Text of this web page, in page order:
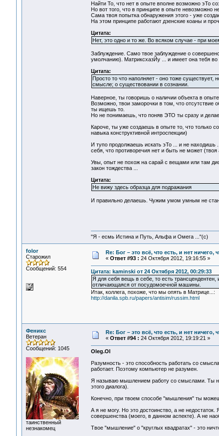
Найти То, что нет в опыте вполне возможно эТо
Но вот того, что в принципе в опыте невозможно
Сама твоя попытка обнаружения этого - уже
На этом принципе работают дзенские коаны и
Цитата:
Нет, это одно и то же. Во всяком случае - при
Заблуждение. Само твое заблуждение о
умолчанию). МатриксхазЙу ... и имеет она тебя
Цитата:
Просто то что наполняет - оно тоже
смысле; о существовании в сознании.
Наверное, ты говоришь о наличии объекта в
Возможно, твои заморочки в том, что отсутствие
ты ищешь то.
Но не понимаешь, что поняв ЭТО ты сразу и
Кароче, ты уже создаешь в опыте то, что только
навыка конструктивной интроспекции)
И тупо продолжаешь искать эТо ... и не находишь
себя, что противоречия нет и быть не может
Увы, опыт не похож на сарай с вещами или там
закон тождества ...
Цитата:
Не вижу здесь образца для подражания
И правильно делаешь. Чужим умом умным не
"Я - есмь Истина и Путь, Альфа и Омега ..."(с)
folor
Старожил
Сообщений: 554
Re: Бог – это всё, что есть, и нет
« Ответ #93 : 24 Октября 2012, 19:16:55 »
Цитата: kaminski от 24 Октября 2012, 00:29:33
Я для себя вещь в себе, то есть
отличающаяся от посудомоечной машины.
Итак, коллега, похоже, что мы опять в Матрице...:
http://danila.spb.ru/papers/antisim/russim.html
Феникс
Ветеран
Сообщений: 1045
таинственный
незнакомец
Re: Бог – это всё, что есть, и нет
« Ответ #94 : 24 Октября 2012, 19:19:21 »
Oleg.Ol
Разумность - это способность работать со
работает. Поэтому компьютер не разумен.
Я называю мышлением работу со смыслами. Ты
этого диалога).
Конечно, при твоем способе "мышления" ты
А я не могу. Но это достоинство, а не
совершенства (моего, в данном аспекте). А не
Твое "мышление" о "круглых квадратах" - это